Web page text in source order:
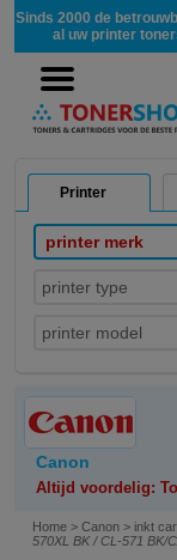
Sinds 2000 de
al uw printer
Printer
printer merk
printer type
printer model
Canon
Altijd voordelig:
Home > Canon > inkt
570XL BK / CL-571 BK/